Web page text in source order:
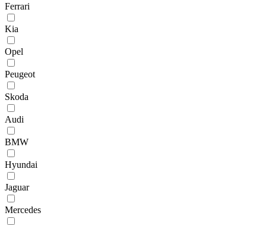
Ferrari
Kia
Opel
Peugeot
Skoda
Audi
BMW
Hyundai
Jaguar
Mercedes